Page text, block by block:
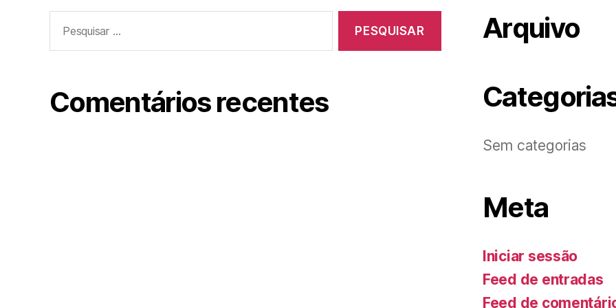
por:
Comentários recentes
Arquivo
Sem categorias
Meta
Iniciar sessão
Feed de entradas
Feed de